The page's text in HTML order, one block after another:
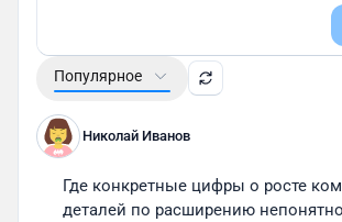
Популярное
Николай Иванов
Где конкретные цифры о росте
деталей по расширению